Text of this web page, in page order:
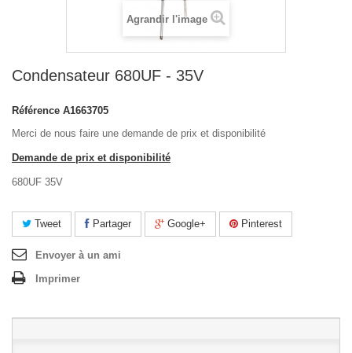
Agrandir l'image
Condensateur 680UF - 35V
Référence A1663705
Merci de nous faire une demande de prix et disponibilité
Demande de prix et disponibilité
680UF 35V
Tweet Partager Google+ Pinterest
Envoyer à un ami
Imprimer